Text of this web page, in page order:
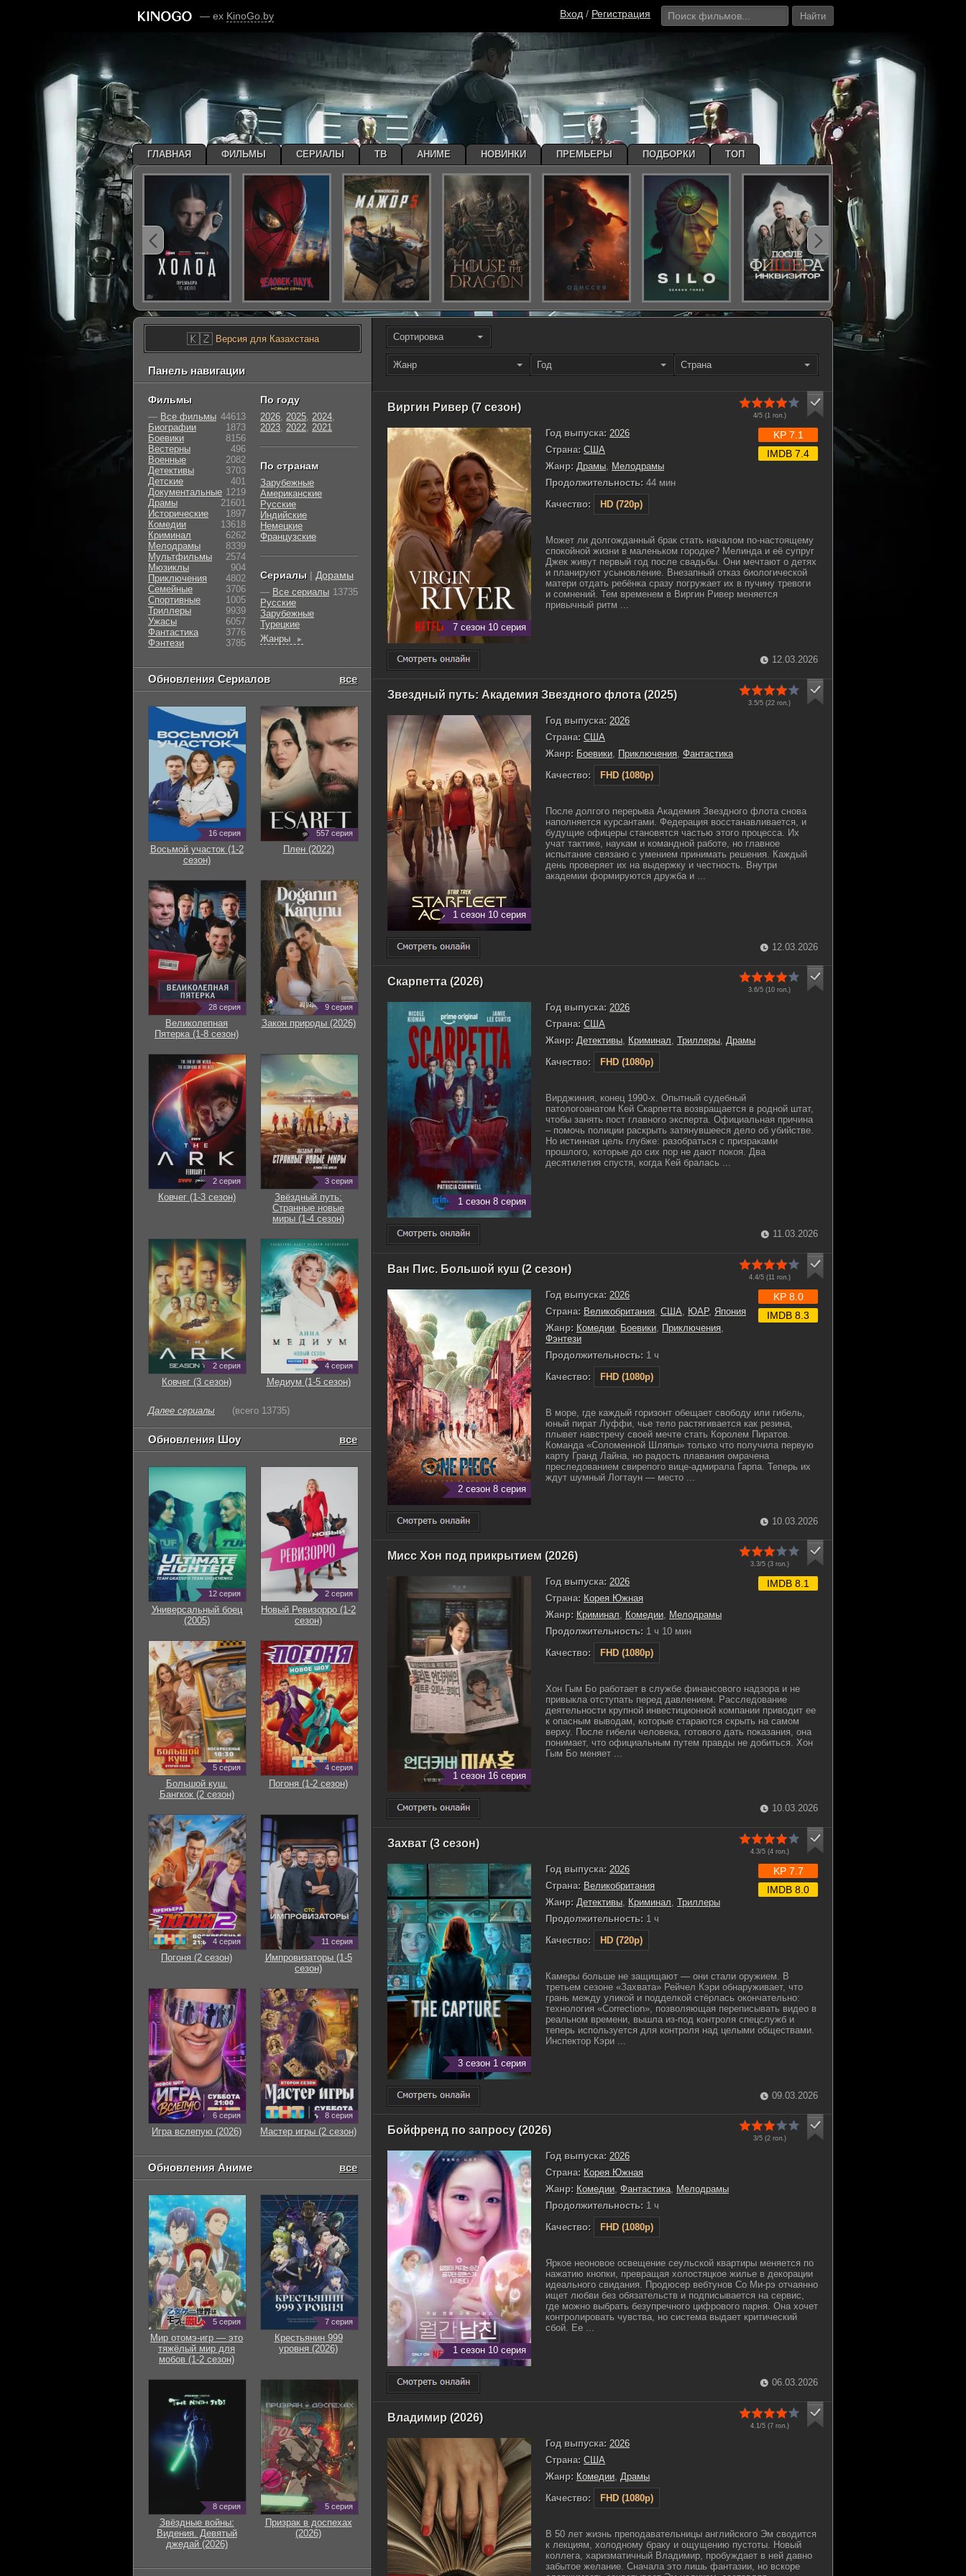
— ex KinoGo.by Вход / Регистрация Найти
Сортировка
Жанр Год Страна
Виргин Ривер (7 сезон)
4/5 (1гол.)
7 сезон 10 серия
Год выпуска: 2026
Страна: США
Жанр: Драмы, Мелодрамы
Продолжительность: 44 мин
Качество:
HD (720p)
KP 7.1
IMDB 7.4
Может ли долгожданный брак стать началом по-настоящему
спокойной жизни в маленьком городке? Мелинда и её супруг
Джек живут первый год после свадьбы. Они мечтают о детях
и планируют усыновление. Внезапный отказ биологической
матери отдать ребёнка сразу погружает их в пучину тревоги
и сомнений. Тем временем в Виргин Ривер меняется
привычный ритм ...
12.03.2026
Звездный путь: Академия Звездного флота (2025)
3.5/5 (22 гол.)
1 сезон 10 серия
Год выпуска: 2026
Страна: США
Жанр: Боевики Приключения Фантастика
Качество:
FHD (1080p)
После долгого перерыва Академия Звездного флота снова
наполняется курсантами. Федерация восстанавливается, и
будущие офицеры становятся частью этого процесса. Их
учат тактике, наукам и командной работе, но главное
испытание связано с умением принимать решения. Каждый
день проверяет их на выдержку и честность. Внутри
академии формируются дружба и ...
12.03.2026
Скарпетта (2026)
3.6/5 (10 гол.)
1 сезон 8 серия
Год выпуска: 2026
Страна: США
Жанр: Детективы, Криминал, Триллеры, Драмы
Качество:
FHD (1080p)
Вирджиния, конец 1990-х. Опытный судебный
патологоанатом Кей Скарпетта возвращается в родной штат,
чтобы занять пост главного эксперта. Официальная причина
– помочь полиции раскрыть затянувшееся дело об убийстве.
Но истинная цель глубже: разобраться с призраками
прошлого, которые до сих пор не дают покоя. Два
десятилетия спустя, когда Кей бралась ...
11.03.2026
Ван Пис. Большой куш (2 сезон)
4.4/5 (11 гол.)
2 сезон 8 серия
Год выпуска: 2026
Страна: Великобритания США ЮАР, Япония
Жанр: Комедии Боевики Приключения
Фэнтези
Продолжительность: 1 ч
Качество:
FHD (1080p)
KP 8.0
IMDB 8.3
В море, где каждый горизонт обещает свободу или гибель,
юный пират Луффи, чье тело растягивается как резина,
плывет навстречу своей мечте стать Королем Пиратов.
Команда «Соломенной Шляпы» только что получила первую
карту Гранд Лайна, но радость плавания омрачена
преследованием свирепого вице-адмирала Гарпа. Теперь их
ждут шумный Логтаун — место ...
10.03.2026
Мисс Хон под прикрытием (2026)
3.3/5 (3гол.)
1 сезон 16 серия
Год выпуска: 2026
Страна: Корея Южная
Жанр: Криминал, Комедии, Мелодрамы
Продолжительность: 1 ч 10 мин
Качество:
FHD (1080p)
IMDB 8.1
Хон Гым Бо работает в службе финансового надзора и не
привыкла отступать перед давлением. Расследование
деятельности крупной инвестиционной компании приводит ее
к опасным выводам, которые стараются скрыть на самом
верху. После гибели человека, готового дать показания, она
понимает, что официальным путем правды не добиться. Хон
Гым Бо меняет ...
10.03.2026
Захват (3 сезон)
4.3/5 (4гол.)
3 сезон 1 серия
Год выпуска: 2026
Страна: Великобритания
Жанр: Детективы Криминал Триллеры
Продолжительность: 1 ч
Качество:
HD (720p)
KP 7.7
IMDB 8.0
Камеры больше не защищают — они стали оружием. В
третьем сезоне «Захвата» Рейчел Кэри обнаруживает, что
грань между уликой и подделкой стёрлась окончательно:
технология «Correction», позволяющая переписывать видео в
реальном времени, вышла из-под контроля спецслужб и
теперь используется для контроля над целыми обществами.
Инспектор Кэри ...
09.03.2026
Бойфренд по запросу (2026)
3/5 (2гол.)
1 сезон 10 серия
Год выпуска: 2026
Страна: Корея Южная
Жанр: Комедии, Фантастика, Мелодрамы
Продолжительность: 1 ч
Качество:
FHD (1080p)
Яркое неоновое освещение сеульской квартиры меняется по
нажатию кнопки, превращая холостяцкое жилье в декорации
идеального свидания. Продюсер вебтунов Со Ми-рэ отчаянно
ищет любви без обязательств и подписывается на сервис,
где можно выбрать безупречного цифрового парня. Она хочет
контролировать чувства, но система выдает критический
сбой. Ее ...
06.03.2026
Владимир (2026)
4.1/5 (7гол.)
Год выпуска: 2026
Страна: США
Жанр: Комедии Драмы
Качество:
FHD (1080p)
В 50 лет жизнь преподавательницы английского Эм сводится
к лекциям, холодному браку и ощущению пустоты. Новый
коллега, харизматичный Владимир, пробуждает в ней давно
забытое желание. Сначала это лишь фантазии, но вскоре
🇰🇿Версия для Казахстана
Панель навигации
Фильмы
— Все фильмы 44613
Биографии
1873
Боевики
8156
Вестерны
496
Военные
2082
Детективы
3703
Детские
401
Документальные 1219
Драмы
21601
Исторические
1897
Комедии
13618
Криминал
6262
Мелодрамы
8339
Мультфильмы
2574
Мюзиклы
904
Приключения
4802
Семейные
3706
Cпортивные
1005
Триллеры
9939
Ужасы
6057
Фантастика
3776
Фэнтези
3785
По году
2026, 2025, 2024,
2023, 2022, 2021
По странам
Зарубежные
Американские
Русские
Индийские
Немецкие
Французские
Сериалы | Дорамы
— Все сериалы 13735
Русские
Зарубежные
Турецкие
Жанры
►
Обновления Сериалов все
16 серия
Восьмой участок (1-2
сезон)
557 серия
Плен (2022)
28 серия
Великолепная
Пятерка (1-8 сезон)
9 серия
Закон природы (2026)
2 серия
Ковчег (1-3 сезон)
3 серия
Звёздный путь:
Странные новые
миры (1-4 сезон)
2 серия
Ковчег (3 сезон)
4 серия
Медиум (1-5 сезон)
Далее сериалы (всего 13735)
Обновления Шоу все
12 серия
Универсальный боец
(2005)
2 серия
Новый Ревизорро (1-2
сезон)
5 серия
Большой куш.
Бангкок (2 сезон)
4 серия
Погоня (1-2 сезон)
4 серия
Погоня (2 сезон)
11 серия
Импровизаторы (1-5
сезон)
6 серия
Игра вслепую (2026)
8 серия
Мастер игры (2 сезон)
Обновления Аниме все
5 серия
Мир отомэ-игр — это
тяжёлый мир для
мобов (1-2 сезон)
7 серия
Крестьянин 999
уровня (2026)
8 серия
Звёздные войны:
Видения. Девятый
джедай (2026)
5 серия
Призрак в доспехах
(2026)
ГЛАВНАЯ ФИЛЬМЫ СЕРИАЛЫ ТВ АНИМЕ НОВИНКИ ПРЕМЬЕРЫ ПОДБОРКИ ТОП